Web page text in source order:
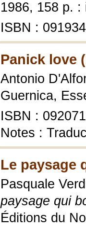
1986, 158 p. :
ISBN :
Panick love
Antonio
Guernica,
ISBN :
Notes :
Le paysage
Pasquale
paysage qui
Éditions du